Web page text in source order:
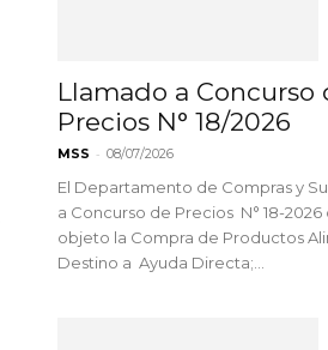
Llamado a Concurso
Precios N° 18/2026
MSS - 08/07/2026
El Departamento de Compras y
a Concurso de Precios N° 18-
objeto la Compra de Productos
Destino a Ayuda Directa;...